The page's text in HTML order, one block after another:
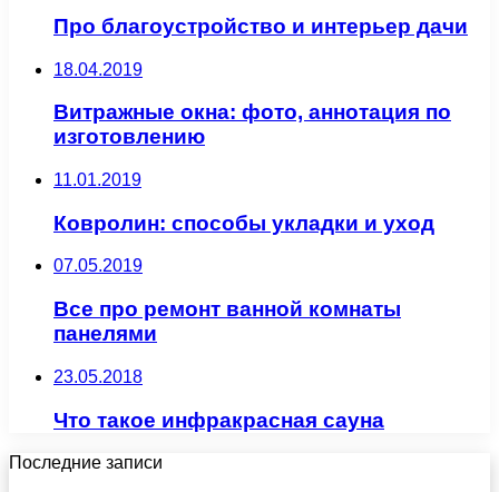
Про благоустройство и интерьер дачи
18.04.2019
Витражные окна: фото, аннотация по
изготовлению
11.01.2019
Ковролин: способы укладки и уход
07.05.2019
Все про ремонт ванной комнаты
панелями
23.05.2018
Что такое инфракрасная сауна
Последние записи